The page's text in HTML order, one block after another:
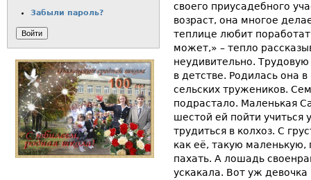
своего приусадебного
возраст, она многое
теплице любит
может,» – тепло
неудивительно.
в детстве. Родилась она
сельских тружеников.
подрастало. Маленькая
шестой ей пойти
трудиться в колхоз. С
как её, такую
пахать. А лошадь
ускакала. Вот уж
Забыли пароль?